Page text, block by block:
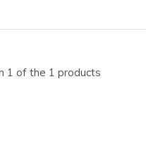
1 of the 1 products